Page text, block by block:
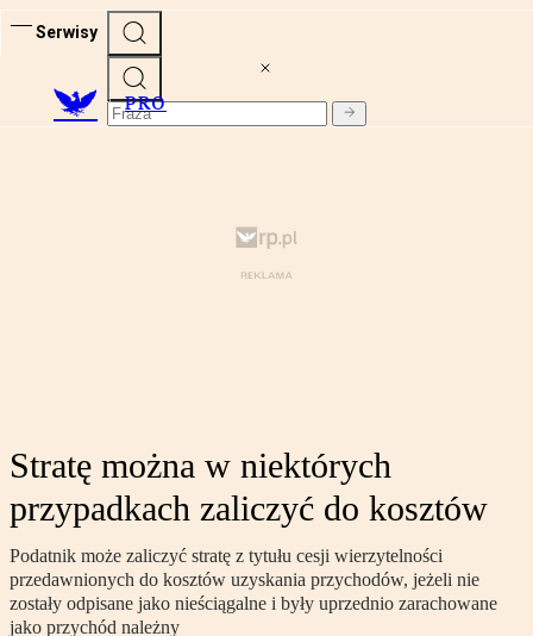
Serwisy
PRO
Stratę można w niektórych
przypadkach zaliczyć do kosztów
Podatnik może zaliczyć stratę z tytułu cesji wierzytelności
przedawnionych do kosztów uzyskania przychodów, jeżeli nie
zostały odpisane jako nieściągalne i były uprzednio zarachowane
jako przychód należny